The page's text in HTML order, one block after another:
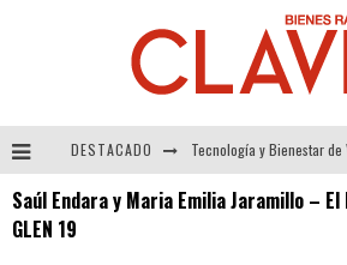
DESTACADO
Saúl Endara y Maria Emilia Jaramillo –
GLEN 19